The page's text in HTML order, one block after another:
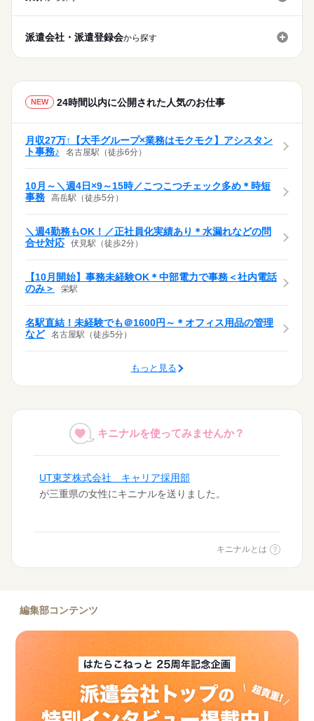
派遣会社・派遣登録会から探す
NEW 24時間以内に公開された人気のお仕事
月収27万↑【大手グループ×業務はモクモク】アシスタン
ト事務♪
名古屋駅（徒歩6分）
10月～＼週4日×9～15時／こつこつチェック多め＊時短
事務
高岳駅（徒歩5分）
＼週4勤務もOK！／正社員化実績あり＊水漏れなどの問
合せ対応
伏見駅（徒歩2分）
【10月開始】事務未経験OK＊中部電力で事務＜社内電話
のみ＞
栄駅
名駅直結！未経験でも＠1600円～＊オフィス用品の管理
など
名古屋駅（徒歩5分）
もっと見る
キニナルを使ってみませんか？
UT東芝株式会社 キャリア採用部
が三重県の女性にキニナルを送りました。
愛知県の女性が
株式会社リクルートスタッフィング 東海ユニット
愛知県の女性が
にキニナルを送りました。
エムシーパートナーズ株式会社
三重県の女性が
パーソルテンプスタッフ株式会社
にキニナルを送りました。
愛知県の男性が
マンパワーグループ株式会社
キニナルとは
編集部コンテンツ